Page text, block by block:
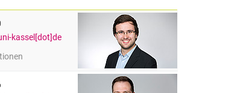
kassel[dot]de
und Prototyping | Wissenschaftlicher Mitarbeiter